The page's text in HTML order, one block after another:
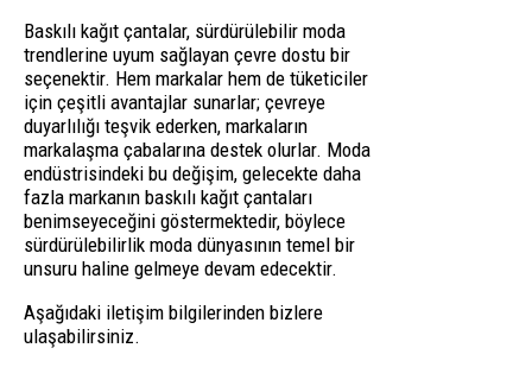
Baskılı kağıt çantalar, sürdürülebilir moda
trendlerine uyum sağlayan çevre dostu bir
seçenektir. Hem markalar hem de tüketiciler
için çeşitli avantajlar sunarlar; çevreye
duyarlılığı teşvik ederken, markaların
markalaşma çabalarına destek olurlar. Moda
endüstrisindeki bu değişim, gelecekte daha
fazla markanın baskılı kağıt çantaları
benimseyeceğini göstermektedir, böylece
sürdürülebilirlik moda dünyasının temel bir
unsuru haline gelmeye devam edecektir.
Aşağıdaki iletişim bilgilerinden bizlere
ulaşabilirsiniz.